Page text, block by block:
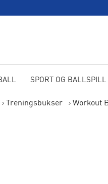
SPORT OG BALLSPILL
Treningsbukser Workout